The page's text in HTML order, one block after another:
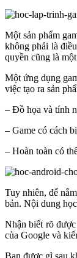
Một sản phẩm
không phải là
quyền cũng là
Một ứng dụng
việc tạo ra sản
– Đồ họa và tính
– Game có cách
– Hoàn toàn có
Tuy nhiên, để
bản. Nội dung
Nhận biết rõ
của Google và